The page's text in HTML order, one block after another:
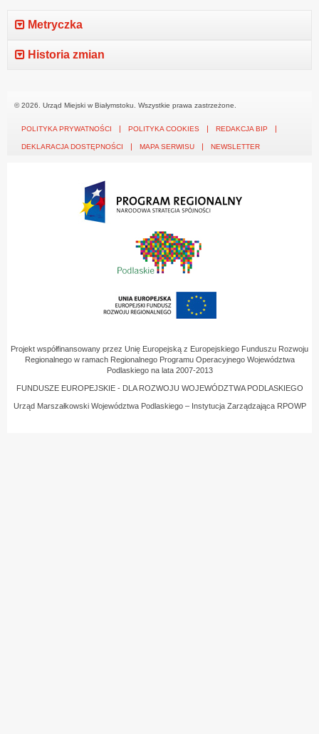
Metryczka
Historia zmian
© 2026. Urząd Miejski w Białymstoku. Wszystkie prawa zastrzeżone.
POLITYKA PRYWATNOŚCI POLITYKA COOKIES REDAKCJA BIP
DEKLARACJA DOSTĘPNOŚCI MAPA SERWISU NEWSLETTER
Projekt współfinansowany przez Unię Europejską z Europejskiego Funduszu Rozwoju
Regionalnego w ramach Regionalnego Programu Operacyjnego Województwa
Podlaskiego na lata 2007-2013
FUNDUSZE EUROPEJSKIE - DLA ROZWOJU WOJEWÓDZTWA PODLASKIEGO
Urząd Marszałkowski Województwa Podlaskiego – Instytucja Zarządzająca RPOWP